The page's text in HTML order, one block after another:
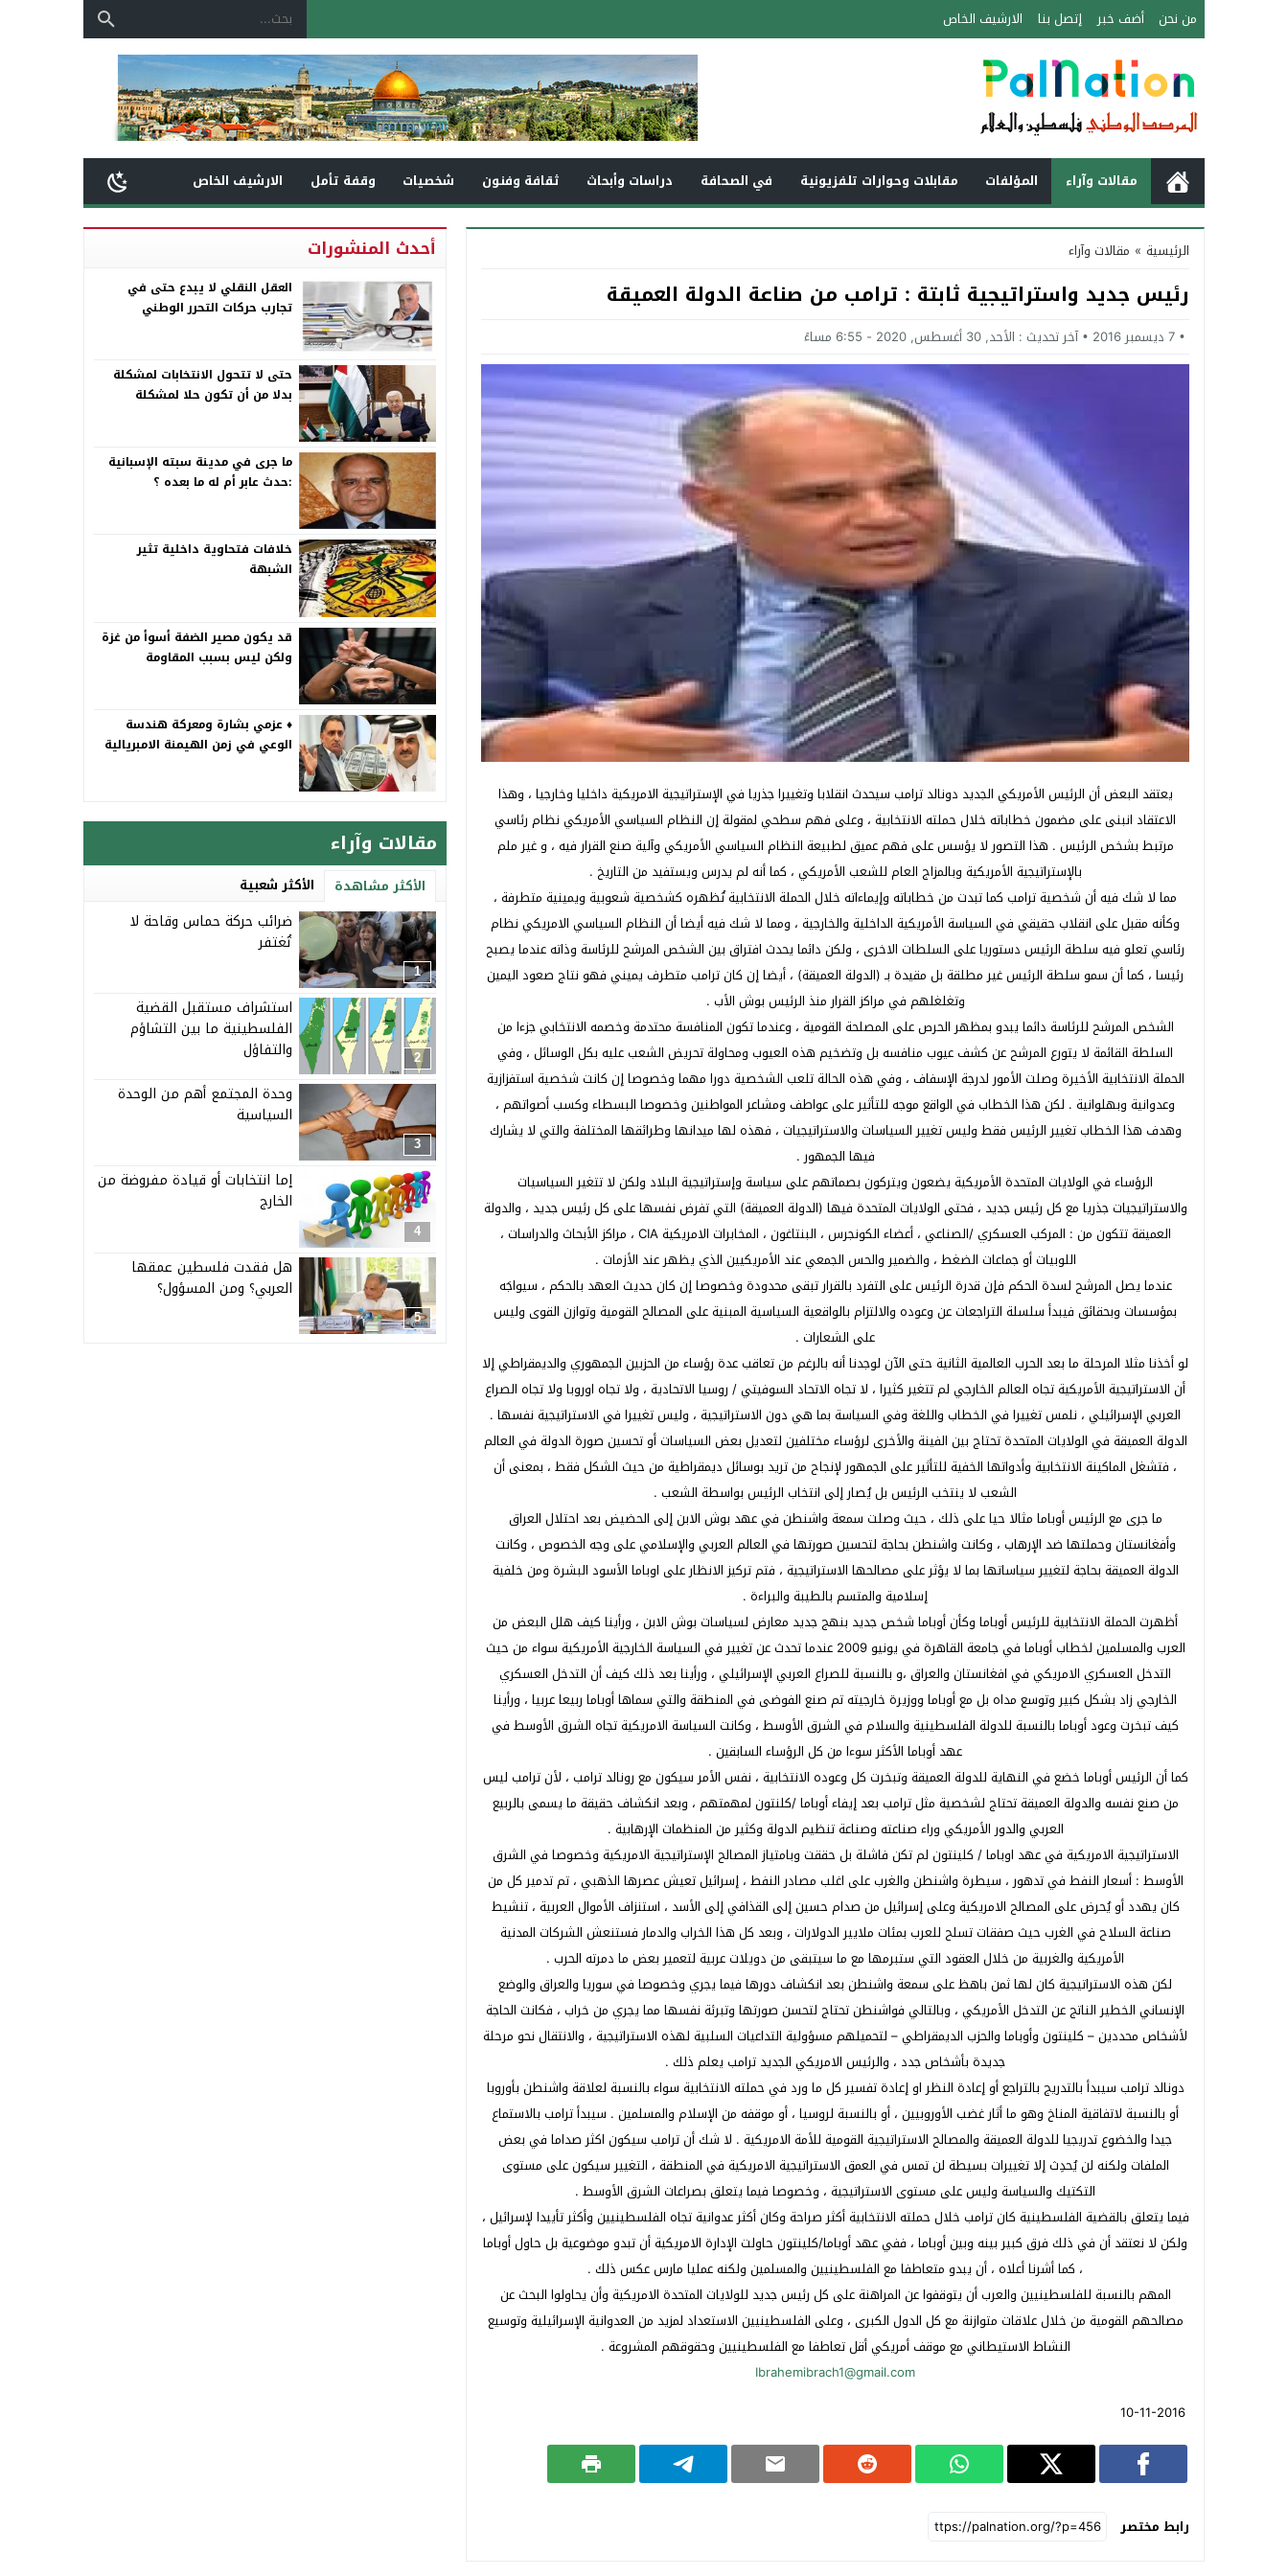
من نحن أضف خبر إتصل بنا الارشيف الخاص
مقالات وآراء المؤلفات مقابلات وحوارات تلفزيونية في الصحافة دراسات وأبحاث ثقافة وفنون شخصيات وقفة تأمل الارشيف الخاص
الرئيسية » مقالات وآراء
رئيس جديد واستراتيجية ثابتة : ترامب من صناعة الدولة العميقة
7 ديسمبر 2016 آخر تحديث : الأحد, 30 أغسطس, 2020 - 6:55 مساءً
يعتقد البعض أن الرئيس الأمريكي الجديد دونالد ترامب سيحدث انقلابا وتغييرا جذريا في الإستراتيجية الامريكية داخليا وخارجيا ، وهذا
الاعتقاد انبنى على مضمون خطاباته خلال حملته الانتخابية ، وعلى فهم سطحي لمقولة إن النظام السياسي الأمريكي نظام رئاسي
مرتبط بشخص الرئيس . هذا التصور لا يؤسس على فهم عميق لطبيعة النظام السياسي الأمريكي وآلية صنع القرار فيه ، و غير ملم
بالإستراتيجية الأمريكية وبالمزاج العام للشعب الأمريكي ، كما أنه لم يدرس ويستفيد من التاريخ .
مما لا شك فيه أن شخصية ترامب كما تبدت من خطاباته وإيماءاته خلال الحملة الانتخابية تُظهره كشخصية شعوبية ويمينية متطرفة ،
وكأنه مقبل على انقلاب حقيقي في السياسة الأمريكية الداخلية والخارجية ، ومما لا شك فيه أيضا أن النظام السياسي الامريكي نظام
رئاسي تعلو فيه سلطة الرئيس دستوريا على السلطات الاخرى ، ولكن دائما يحدث افتراق بين الشخص المرشح للرئاسة وذاته عندما يصبح
رئيسا ، كما أن سمو سلطة الرئيس غير مطلقة بل مقيدة بـ (الدولة العميقة) ، أيضا إن كان ترامب متطرف يميني فهو نتاج صعود اليمين
وتغلغلهم في مراكز القرار منذ الرئيس بوش الأب .
الشخص المرشح للرئاسة دائما يبدو بمظهر الحرص على المصلحة القومية ، وعندما تكون المنافسة محتدمة وخصمه الانتخابي جزءا من
السلطة القائمة لا يتورع المرشح عن كشف عيوب منافسه بل وتضخيم هذه العيوب ومحاولة تحريض الشعب عليه بكل الوسائل ، وفي
الحملة الانتخابية الأخيرة وصلت الأمور لدرجة الإسفاف ، وفي هذه الحالة تلعب الشخصية دورا مهما وخصوصا إن كانت شخصية استفزازية
وعدوانية وبهلوانية . لكن هذا الخطاب في الواقع موجه للتأثير على عواطف ومشاعر المواطنين وخصوصا البسطاء وكسب أصواتهم ،
وهدف هذا الخطاب تغيير الرئيس فقط وليس تغيير السياسات والاستراتيجيات ، فهذه لها ميدانها وطرائقها المختلفة والتي لا يشارك
فيها الجمهور .
الرؤساء في الولايات المتحدة الأمريكية يضعون ويتركون بصماتهم على سياسة وإستراتيجية البلاد ولكن لا تتغير السياسيات
والاستراتيجيات جذريا مع كل رئيس جديد ، فحتى الولايات المتحدة فيها (الدولة العميقة) التي تفرض نفسها على كل رئيس جديد ، والدولة
العميقة تتكون من : المركب العسكري /الصناعي ، أعضاء الكونجرس ، البنتاغون ، المخابرات الامريكية CIA ، مراكز الأبحاث والدراسات ،
اللوبيات أو جماعات الضغط ، والضمير والحس الجمعي عند الأمريكيين الذي يظهر عند الأزمات .
عندما يصل المرشح لسدة الحكم فإن قدرة الرئيس على التفرد بالقرار تبقى محدودة وخصوصا إن كان حديث العهد بالحكم ، سيواجَه
بمؤسسات وبحقائق فيبدأ سلسلة التراجعات عن وعوده والالتزام بالواقعية السياسية المبنية على المصالح القومية وتوازن القوى وليس
على الشعارات .
لو أخذنا مثلا المرحلة ما بعد الحرب العالمية الثانية حتى الآن لوجدنا أنه بالرغم من تعاقب عدة رؤساء من الحزبين الجمهوري والديمقراطي إلا
أن الاستراتيجية الأمريكية تجاه العالم الخارجي لم تتغير كثيرا ، لا تجاه الاتحاد السوفيتي / روسيا الاتحادية ، ولا تجاه اوروبا ولا تجاه الصراع
العربي الإسرائيلي ، نلمس تغييرا في الخطاب واللغة وفي السياسة بما هي دون الاستراتيجية ، وليس تغييرا في الاستراتيجية نفسها .
الدولة العميقة في الولايات المتحدة تحتاج بين الفينة والأخرى لرؤساء مختلفين لتعديل بعض السياسات أو تحسين صورة الدولة في العالم
، فتشغل الماكينة الانتخابية وأدواتها الخفية للتأثير على الجمهور لإنجاح من تريد بوسائل ديمقراطية من حيث الشكل فقط ، بمعنى أن
الشعب لا ينتخب الرئيس بل يُصار إلى انتخاب الرئيس بواسطة الشعب .
ما جرى مع الرئيس أوباما مثالا حيا على ذلك ، حيث وصلت سمعة واشنطن في عهد بوش الابن إلى الحضيض بعد احتلال العراق
وأفغانستان وحملتها ضد الإرهاب ، وكانت واشنطن بحاجة لتحسين صورتها في العالم العربي والإسلامي على وجه الخصوص ، وكانت
الدولة العميقة بحاجة لتغيير سياساتها بما لا يؤثر على مصالحها الاستراتيجية ، فتم تركيز الانظار على اوباما الأسود البشرة ومن خلفية
إسلامية والمتسم بالطيبة والبراءة .
أظهرت الحملة الانتخابية للرئيس أوباما وكأن أوباما شخص جديد بنهج جديد معارض لسياسات بوش الابن ، ورأينا كيف هلل البعض من
العرب والمسلمين لخطاب أوباما في جامعة القاهرة في يونيو 2009 عندما تحدث عن تغيير في السياسة الخارجية الأمريكية سواء من حيث
التدخل العسكري الامريكي في افغانستان والعراق ،و بالنسبة للصراع العربي الإسرائيلي ، ورأينا بعد ذلك كيف أن التدخل العسكري
الخارجي زاد بشكل كبير وتوسع مداه بل مع أوباما ووزيرة خارجيته تم صنع الفوضى في المنطقة والتي سماها أوباما ربيعا عربيا ، ورأينا
كيف تبخرت وعود أوباما بالنسبة للدولة الفلسطينية والسلام في الشرق الأوسط ، وكانت السياسة الامريكية تجاه الشرق الأوسط في
عهد أوباما الأكثر سوءا من كل الرؤساء السابقين .
كما أن الرئيس أوباما خضع في النهاية للدولة العميقة وتبخرت كل وعوده الانتخابية ، نفس الأمر سيكون مع رونالد ترامب ، لأن ترامب ليس
من صنع نفسه والدولة العميقة تحتاج لشخصية مثل ترامب بعد إيفاء أوباما /كلنتون لمهمتهم ، وبعد انكشاف حقيقة ما يسمى بالربيع
العربي والدور الأمريكي وراء صناعته وصناعة تنظيم الدولة وكثير من المنظمات الإرهابية .
الاستراتيجية الامريكية في عهد اوباما / كلينتون لم تكن فاشلة بل حققت وبامتياز المصالح الإستراتيجية الامريكية وخصوصا في الشرق
الأوسط : أسعار النفط في تدهور ، سيطرة واشنطن والغرب على اغلب مصادر النفط ، إسرائيل تعيش عصرها الذهبي ، تم تدمير كل من
كان يهدد أو يُحرض على المصالح الامريكية وعلى إسرائيل من صدام حسين إلى القذافي إلى الأسد ، استنزاف الأموال العربية ، تنشيط
صناعة السلاح في الغرب حيث صفقات تسلح للعرب بمئات ملايير الدولارات ، وبعد كل هذا الخراب والدمار فستنعش الشركات المدنية
الأمريكية والغربية من خلال العقود التي ستبرمها مع ما سيتبقى من دويلات عربية لتعمير بعض ما دمرته الحرب .
لكن هذه الاستراتيجية كان لها ثمن باهظ على سمعة واشنطن بعد انكشاف دورها فيما يجري وخصوصا في سوريا والعراق والوضع
الإنساني الخطير الناتج عن التدخل الأمريكي ، وبالتالي فواشنطن تحتاج لتحسن صورتها وتبرئة نفسها مما يجري من خراب ، فكانت الحاجة
لأشخاص محددين – كلينتون وأوباما والحزب الديمقراطي – لتحميلهم مسؤولية التداعيات السلبية لهذه الاستراتيجية ، والانتقال نحو مرحلة
جديدة بأشخاص جدد ، والرئيس الامريكي الجديد ترامب يعلم ذلك .
دونالد ترامب سيبدأ بالتدريج بالتراجع أو إعادة النظر او إعادة تفسير كل ما ورد في حملته الانتخابية سواء بالنسبة لعلاقة واشنطن بأوروبا
أو بالنسبة لاتفاقية المناخ وهو ما أثار غضب الأوروبيين ، أو بالنسبة لروسيا ، أو موقفه من الإسلام والمسلمين . سيبدأ ترامب بالاستماع
جيدا والخضوع تدريجيا للدولة العميقة والمصالح الاستراتيجية القومية للأمة الامريكية . لا شك أن ترامب سيكون اكثر صداما في بعض
الملفات ولكنه لن يُحدِث إلا تغييرات بسيطة لن تمس في العمق الاستراتيجية الامريكية في المنطقة ، التغيير سيكون على مستوى
التكتيك والسياسة وليس على مستوى الاستراتيجية ، وخصوصا فيما يتعلق بصراعات الشرق الأوسط .
فيما يتعلق بالقضية الفلسطينية كان ترامب خلال حملته الانتخابية أكثر صراحة وكان أكثر عدوانية تجاه الفلسطينيين وأكثر تأييدا لإسرائيل ،
ولكن لا نعتقد أن في ذلك فرق كبير بينه وبين أوباما ، ففي عهد أوباما/كلينتون حاولت الإدارة الامريكية أن تبدو موضوعية بل حاول أوباما
، كما أشرنا أعلاه ، أن يبدو متعاطفا مع الفلسطينيين والمسلمين ولكنه عمليا مارس عكس ذلك .
المهم بالنسبة للفلسطينيين والعرب أن يتوقفوا عن المراهنة على كل رئيس جديد للولايات المتحدة الامريكية وأن يحاولوا البحث عن
مصالحهم القومية من خلال علاقات متوازنة مع كل الدول الكبرى ، وعلى الفلسطينيين الاستعداد لمزيد من العدوانية الإسرائيلية وتوسيع
النشاط الاستيطاني مع موقف أمريكي أقل تعاطفا مع الفلسطينيين وحقوقهم المشروعة .
Ibrahemibrach1@gmail.com
رابط مختصر
أحدث المنشورات
العقل النقلي لا يبدع حتى في
تجارب حركات التحرر الوطني
حتى لا تتحول الانتخابات لمشكلة
بدلا من أن تكون حلا لمشكلة
ما جرى في مدينة سبته الإسبانية
:حدث عابر أم له ما بعده ؟
خلافات فتحاوية داخلية تثير
الشبهة
قد يكون مصير الضفة أسوأ من غزة
ولكن ليس بسبب المقاومة
♦️ عزمي بشارة ومعركة هندسة
الوعي في زمن الهيمنة الامبريالية
مقالات وآراء
الأكثر مشاهدة الأكثر شعبية
1
ضرائب حركة حماس وقاحة لا
تُغتفر
2
استشراف مستقبل القضية
الفلسطينية ما بين التشاؤم
والتفاؤل
3
وحدة المجتمع أهم من الوحدة
السياسية
4
إما انتخابات أو قيادة مفروضة من
الخارج
5
هل فقدت فلسطين عمقها
العربي؟ ومن المسؤول؟